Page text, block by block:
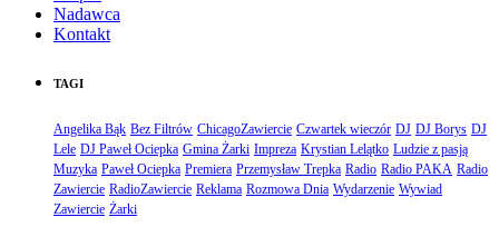
Nadawca
Kontakt
TAGI
Angelika Bąk Bez Filtrów ChicagoZawiercie Czwartek wieczór DJ DJ Borys DJ
Lele DJ Paweł Ociepka Gmina Żarki Impreza Krystian Lelątko Ludzie z pasją
Muzyka Paweł Ociepka Premiera Przemysław Trepka Radio Radio PAKA Radio
Zawiercie RadioZawiercie Reklama Rozmowa Dnia Wydarzenie Wywiad
Zawiercie Żarki